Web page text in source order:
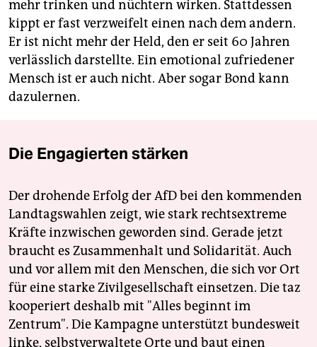
mehr trinken und nüchtern wirken. Stattdessen
kippt er fast verzweifelt einen nach dem andern.
Er ist nicht mehr der Held, den er seit 60 Jahren
verlässlich ­darstellte. Ein emotional zufriedener
Mensch ist er auch nicht. Aber sogar Bond kann
dazulernen.
Die Engagierten stärken
Der drohende Erfolg der AfD bei den kommenden
Landtagswahlen zeigt, wie stark rechtsextreme
Kräfte inzwischen geworden sind. Gerade jetzt
braucht es Zusammenhalt und Solidarität. Auch
und vor allem mit den Menschen, die sich vor Ort
für eine starke Zivilgesellschaft einsetzen. Die taz
kooperiert deshalb mit "Alles beginnt im
Zentrum". Die Kampagne unterstützt bundesweit
linke, selbstverwaltete Orte und baut einen